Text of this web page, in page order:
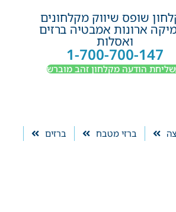
שופס שיווק מקלחונים
ארונות אמבטיה ברזים
ואסלות
1-700-700-147
שליחת הודעה מקלחון זהב מוברש
ברזי מטבח
ברזים